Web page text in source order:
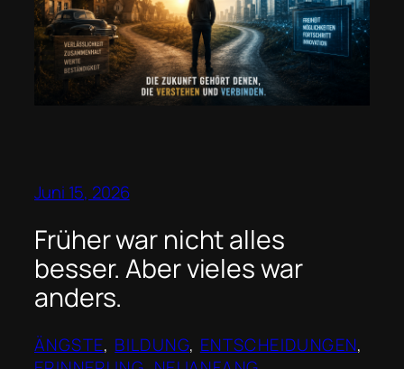
Juni 15, 2026
Früher war nicht alles
besser. Aber vieles war
anders.
ÄNGSTE, BILDUNG, ENTSCHEIDUNGEN